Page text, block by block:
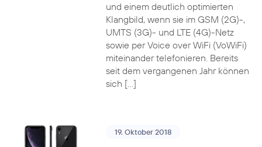
und einem deutlich optimierten
Klangbild, wenn sie im GSM (2G)-,
UMTS (3G)- und LTE (4G)-Netz
sowie per Voice over WiFi (VoWiFi)
miteinander telefonieren. Bereits
seit dem vergangenen Jahr können
sich […]
19. Oktober 2018